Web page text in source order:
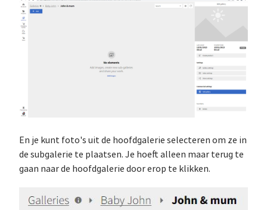
En je kunt foto's uit de hoofdgalerie selecteren om ze in
de subgalerie te plaatsen. Je hoeft alleen maar terug te
gaan naar de hoofdgalerie door erop te klikken.